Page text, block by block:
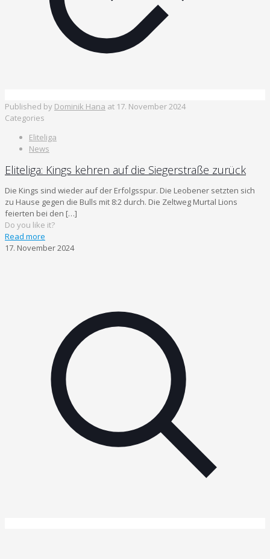
Published by Dominik Hana at 17. November 2024
Categories
Eliteliga
News
Eliteliga: Kings kehren auf die Siegerstraße zurück
Die Kings sind wieder auf der Erfolgsspur. Die Leobener setzten sich
zu Hause gegen die Bulls mit 8:2 durch. Die Zeltweg Murtal Lions
feierten bei den […]
Do you like it?
Read more
17. November 2024